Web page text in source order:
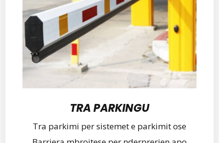
TRA PARKINGU
Tra parkimi per sistemet e parkimit ose